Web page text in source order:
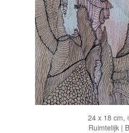
24 x 18 cm,
Ruimtelijk |